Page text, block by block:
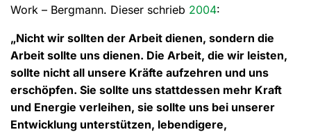
Work – Bergmann. Dieser schrieb 2004:
„Nicht wir sollten der Arbeit dienen, sondern die
Arbeit sollte uns dienen. Die Arbeit, die wir leisten,
sollte nicht all unsere Kräfte aufzehren und uns
erschöpfen. Sie sollte uns stattdessen mehr Kraft
und Energie verleihen, sie sollte uns bei unserer
Entwicklung unterstützen, lebendigere,